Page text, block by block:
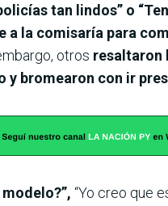
tan lindos” o
a la comisaría para
otros resaltaron
y bromearon con ir
“Yo creo que